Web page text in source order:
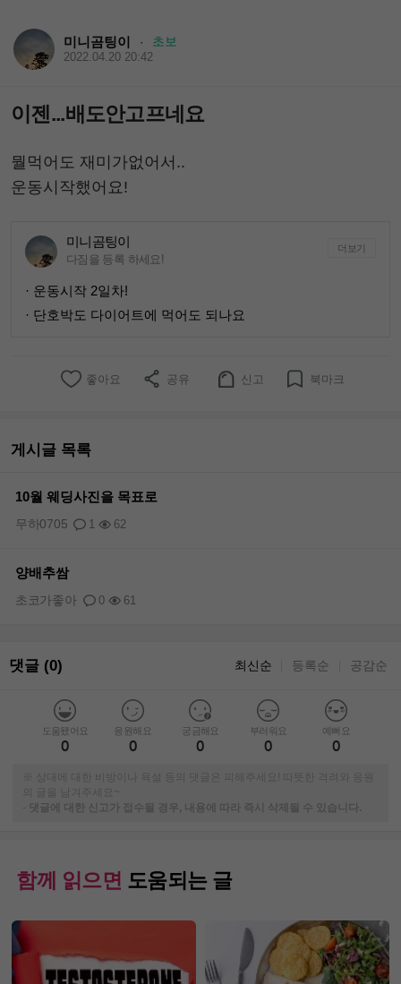
미니곰팅이 · 초보
2022.04.20 20:42
이젠...배도안고프네요
뭘먹어도 재미가없어서..
운동시작했어요!
미니곰팅이
다짐을 등록 하세요!
더보기
· 운동시작 2일차!
· 단호박도 다이어트에 먹어도 되나요
좋아요 공유 신고 북마크
게시글 목록
10월 웨딩사진을 목표로
1 62
무하0705
양배추쌈
0 61
초코가좋아
댓글 (0) 최신순 등록순 공감순
도움됐어요
0
응원해요
0
궁금해요
0
부러워요
0
예뻐요
0
※ 상대에 대한 비방이나 욕설 등의 댓글은 피해주세요! 따뜻한 격려와 응원
의 글을 남겨주세요~
-
댓글에 대한 신고가 접수될 경우, 내용에 따라 즉시 삭제될 수 있습니다.
함께 읽으면 도움되는 글